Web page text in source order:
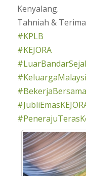
Kenyalang.
Tahniah &
#KPLB
#KEJORA